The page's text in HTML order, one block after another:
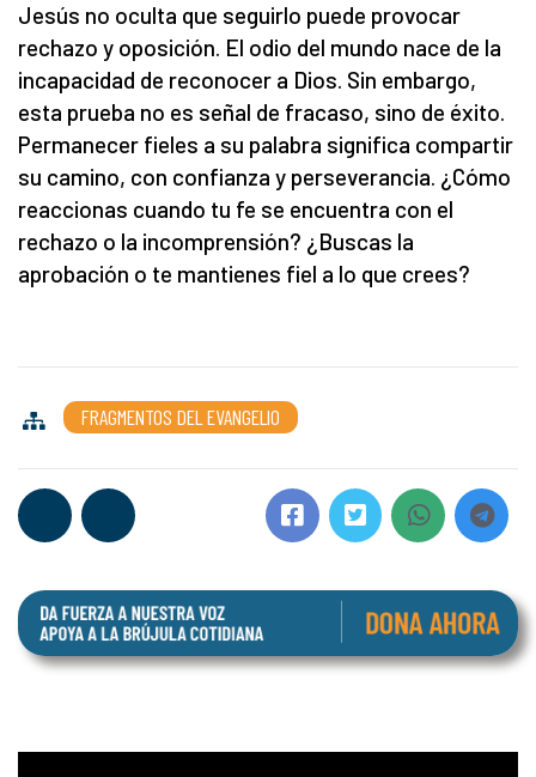
Jesús no oculta que seguirlo puede provocar
rechazo y oposición. El odio del mundo nace de la
incapacidad de reconocer a Dios. Sin embargo,
esta prueba no es señal de fracaso, sino de éxito.
Permanecer fieles a su palabra significa compartir
su camino, con confianza y perseverancia. ¿Cómo
reaccionas cuando tu fe se encuentra con el
rechazo o la incomprensión? ¿Buscas la
aprobación o te mantienes fiel a lo que crees?
FRAGMENTOS DEL EVANGELIO